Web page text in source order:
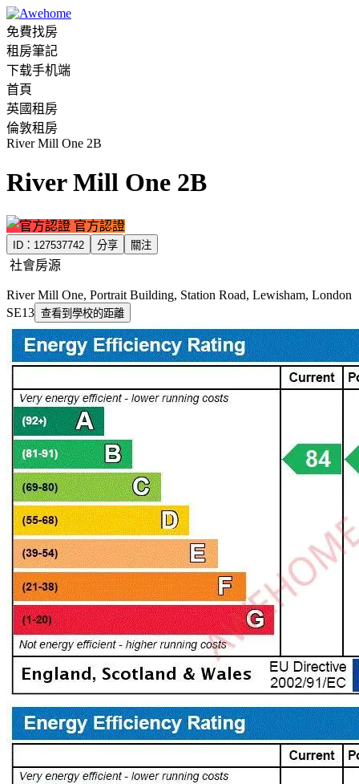
免費找房
租房筆記
下载手机端
首頁
英國租房
倫敦租房
River Mill One 2B
River Mill One 2B
官方認證
ID： 127537742 分享 關注
社會房源
River Mill One, Portrait Building, Station Road, Lewisham, London
SE13 查看到學校的距離